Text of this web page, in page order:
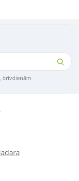
brīvdienām